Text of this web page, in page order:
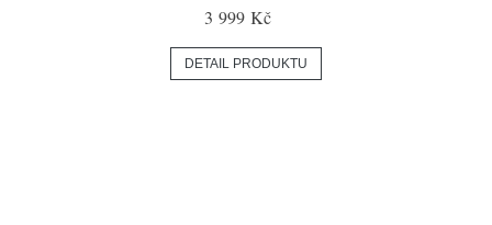
3 999 Kč
DETAIL PRODUKTU